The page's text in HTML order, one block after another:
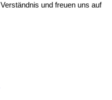
Verständnis und freuen uns auf